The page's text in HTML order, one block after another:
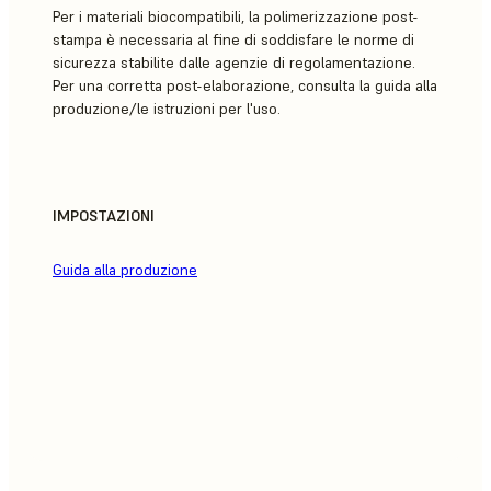
Per i materiali biocompatibili, la polimerizzazione post-
stampa è necessaria al fine di soddisfare le norme di
sicurezza stabilite dalle agenzie di regolamentazione.
Per una corretta post-elaborazione, consulta la guida alla
produzione/le istruzioni per l'uso.
IMPOSTAZIONI
Guida alla produzione